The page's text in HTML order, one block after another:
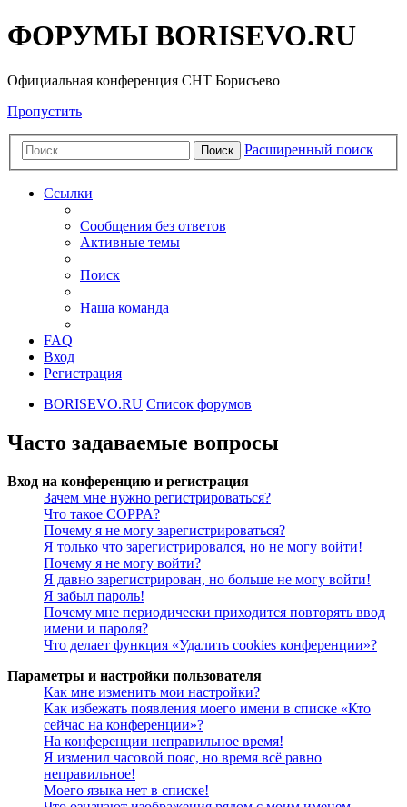
ФОРУМЫ BORISEVO.RU
Официальная конференция СНТ Борисьево
Пропустить
Поиск Расширенный поиск
Ссылки
Сообщения без ответов
Активные темы
Поиск
Наша команда
FAQ
Вход
Регистрация
BORISEVO.RU Список форумов
Часто задаваемые вопросы
Вход на конференцию и регистрация
Зачем мне нужно регистрироваться?
Что такое COPPA?
Почему я не могу зарегистрироваться?
Я только что зарегистрировался, но не могу войти!
Почему я не могу войти?
Я давно зарегистрирован, но больше не могу войти!
Я забыл пароль!
Почему мне периодически приходится повторять ввод
имени и пароля?
Что делает функция «Удалить cookies конференции»?
Параметры и настройки пользователя
Как мне изменить мои настройки?
Как избежать появления моего имени в списке «Кто
сейчас на конференции»?
На конференции неправильное время!
Я изменил часовой пояс, но время всё равно
неправильное!
Моего языка нет в списке!